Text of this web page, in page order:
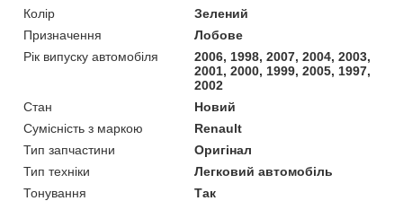
Колір
Зелений
Призначення
Лобове
Рік випуску автомобіля
2006, 1998, 2007, 2004, 2003,
2001, 2000, 1999, 2005, 1997,
2002
Стан
Новий
Сумісність з маркою
Renault
Тип запчастини
Оригінал
Тип техніки
Легковий автомобіль
Тонування
Так